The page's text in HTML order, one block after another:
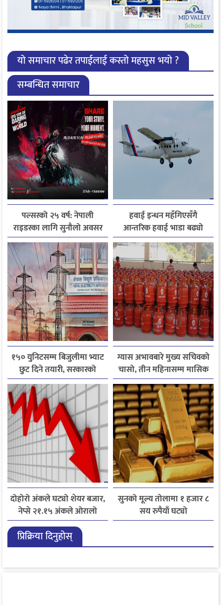
यो समाचार पढेर तपाईलाई कस्तो महसुस भयो ?
सम्बन्धित समाचार
पल्सरको २५ वर्ष: नेपाली
राइडरका लागि सुनौलो अवसर
कथा सुनाउनुहोस्, पल्सर
जित्नुहोस्
हवाई इन्धन महँगिएसँगै
आन्तरिक हवाई भाडा बढ्यो
१५० युनिटसम्म बिजुलीमा भ्याट
छुट दिने तयारी, सरकारको
गृहकार्य तीव्र
ग्यास अभावबारे मुख्य सचिवको
चासो, तीन महिनासम्म मासिक
५० हजार मेट्रिक टनभन्दा बढी
आयात गर्ने निर्णय
दोहोरो अंकले घट्यो शेयर बजार,
नेप्से २१.१५ अंकले ओरालो
सुनको मूल्य तोलामा १ हजार ८
सय रुपैयाँ घट्यो
प्रिक्रिया दिनुहोस्